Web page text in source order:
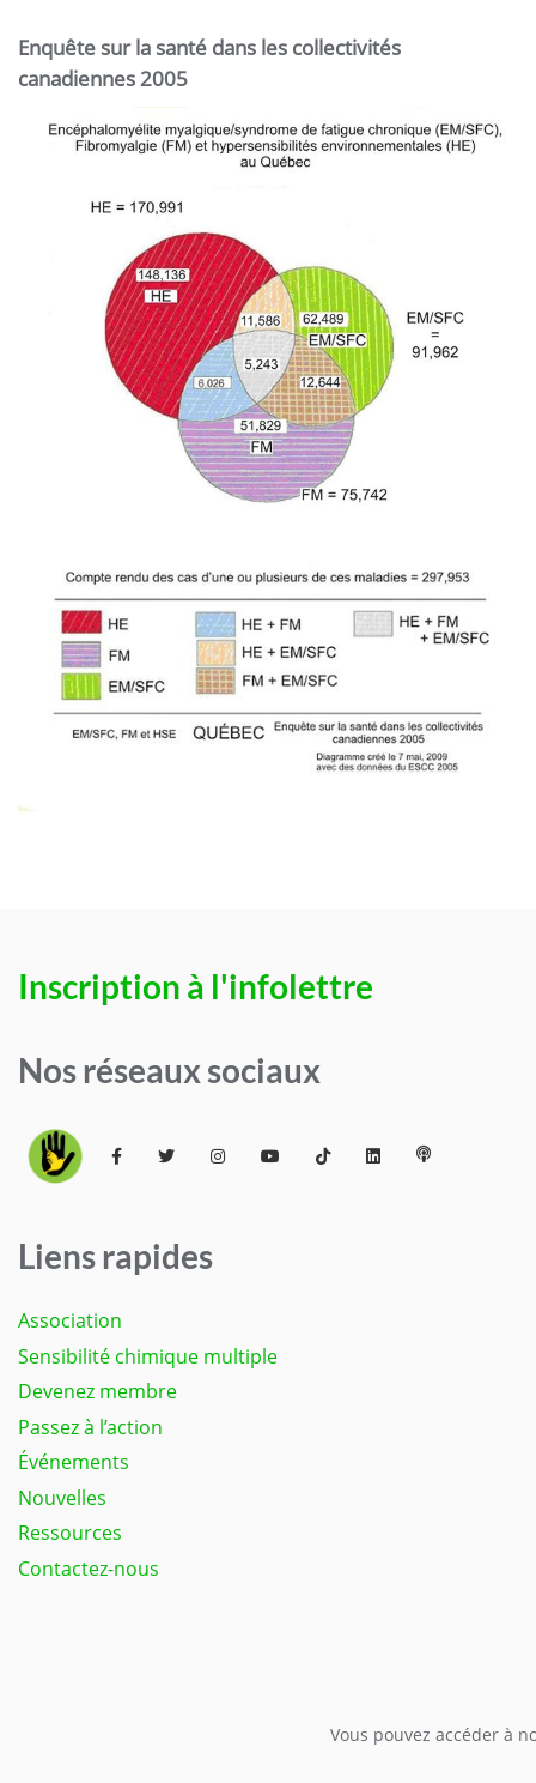
Enquête sur la santé dans les collectivités
canadiennes 2005
Inscription à l'infolettre
Nos réseaux sociaux
Liens rapides
Association
Sensibilité chimique multiple
Devenez membre
Passez à l’action
Événements
Nouvelles
Ressources
Contactez-nous
Vous pouvez accéder à